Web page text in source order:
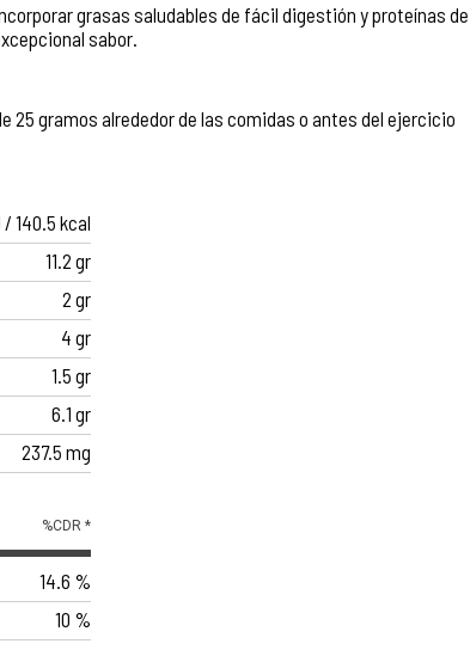
grasas saludables de fácil digestión y proteínas de
sabor.
gramos alrededor de las comidas o antes del ejercicio
/ 140.5 kcal
11.2 gr
2 gr
4 gr
1.5 gr
6.1 gr
237.5 mg
%CDR *
14.6 %
10 %